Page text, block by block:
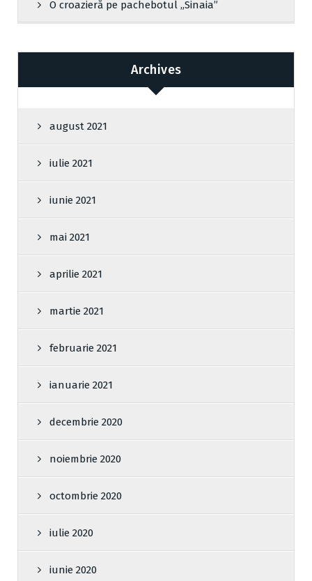
O croazieră pe pachebotul „Sinaia”
Archives
august 2021
iulie 2021
iunie 2021
mai 2021
aprilie 2021
martie 2021
februarie 2021
ianuarie 2021
decembrie 2020
noiembrie 2020
octombrie 2020
iulie 2020
iunie 2020